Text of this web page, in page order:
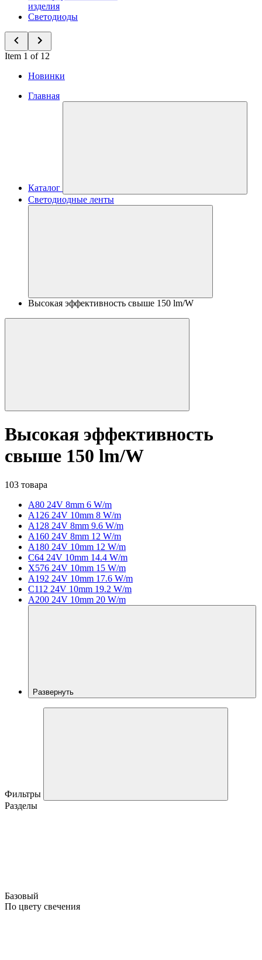
изделия
Светодиоды
Item 1 of 12
Новинки
Главная
Каталог
Светодиодные ленты
Высокая эффективность свыше 150 lm/W
Высокая эффективность
свыше 150 lm/W
103 товара
A80 24V 8mm 6 W/m
A126 24V 10mm 8 W/m
A128 24V 8mm 9.6 W/m
A160 24V 8mm 12 W/m
A180 24V 10mm 12 W/m
C64 24V 10mm 14.4 W/m
X576 24V 10mm 15 W/m
A192 24V 10mm 17.6 W/m
C112 24V 10mm 19.2 W/m
A200 24V 10mm 20 W/m
Развернуть
Фильтры
Разделы
Базовый
По цвету свечения